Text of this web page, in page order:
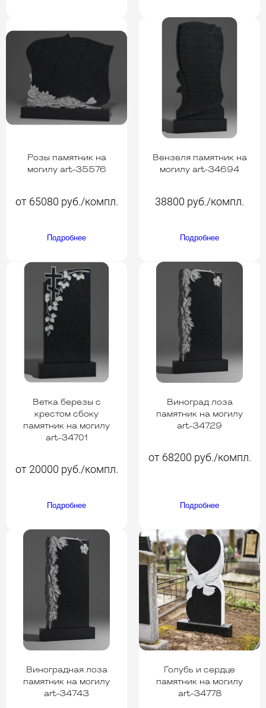
Розы памятник на
могилу art-35576
от 65080 руб./компл.
Подробнее
Вензеля памятник на
могилу art-34694
38800 руб./компл.
Подробнее
Ветка березы с
крестом сбоку
памятник на могилу
art-34701
от 20000 руб./компл.
Подробнее
Виноград лоза
памятник на могилу
art-34729
от 68200 руб./компл.
Подробнее
Виноградная лоза
памятник на могилу
art-34743
Голубь и сердце
памятник на могилу
art-34778